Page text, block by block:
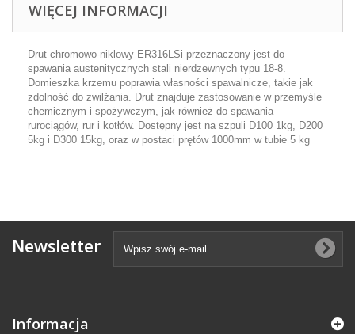
WIĘCEJ INFORMACJI
Drut chromowo-niklowy ER316LSi przeznaczony jest do
spawania austenitycznych stali nierdzewnych typu 18-8.
Domieszka krzemu poprawia własności spawalnicze, takie jak
zdolność do zwilżania. Drut znajduje zastosowanie w przemyśle
chemicznym i spożywczym, jak również do spawania
rurociągów, rur i kotłów. Dostępny jest na szpuli D100 1kg, D200
5kg i D300 15kg, oraz w postaci prętów 1000mm w tubie 5 kg
Newsletter
Informacja